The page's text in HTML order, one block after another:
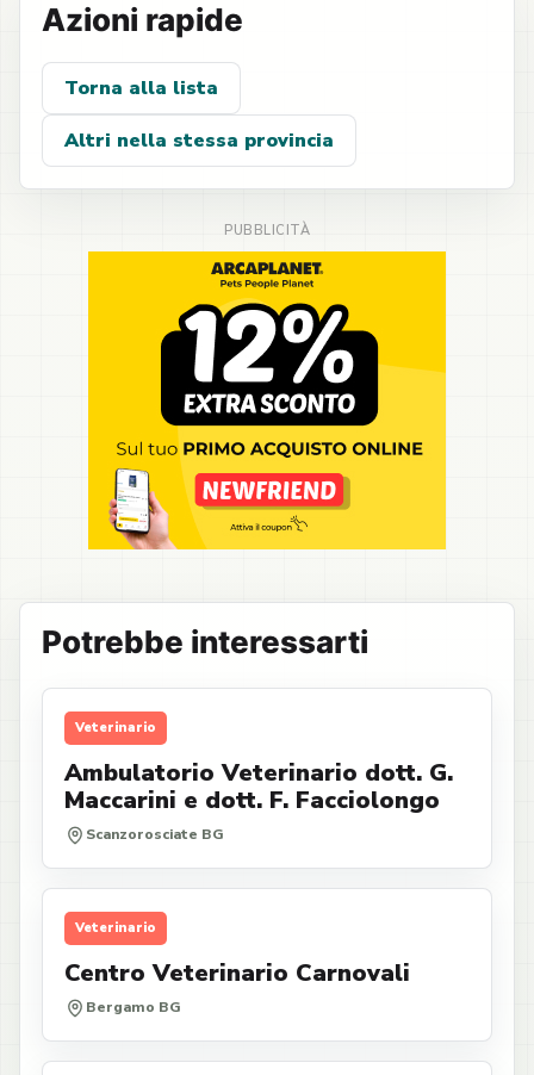
Azioni rapide
Torna alla lista
Altri nella stessa provincia
Potrebbe interessarti
Veterinario
Ambulatorio Veterinario dott. G.
Maccarini e dott. F. Facciolongo
Scanzorosciate BG
Veterinario
Centro Veterinario Carnovali
Bergamo BG